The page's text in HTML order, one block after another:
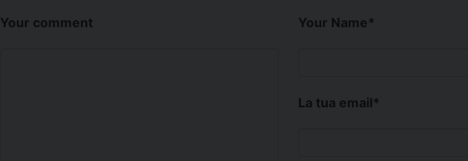
Your comment Your Name*
La tua email*